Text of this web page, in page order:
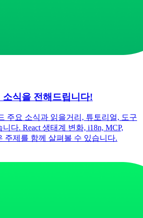
소식을 전해드립니다!
주요 소식과 읽을거리, 튜토리얼, 도구
다. React 생태계 변화, i18n, MCP,
주제를 함께 살펴볼 수 있습니다.